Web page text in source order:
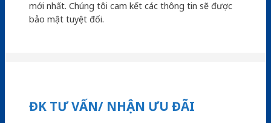
mới nhất. Chúng tôi cam kết các thông tin sẽ được
bảo mật tuyệt đối.
ĐK TƯ VẤN/ NHẬN ƯU ĐÃI